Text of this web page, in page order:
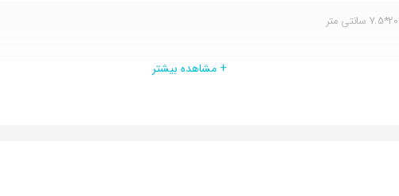
+ مشاهده بیشتر